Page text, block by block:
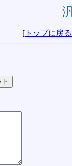
[ トップに戻る